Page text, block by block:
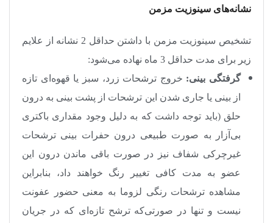
نشانه‌های سینوزیت مزمن
تشخیص سینوزیت مزمن با داشتن حداقل 2 نشانه از علایم
زیر برای مدت حداقل 3 ماه نهاده می‌شود
:
گرفتگی بینی: خروج ترشحات زرد، سبز یا قهوه‌ای تازه
از بینی یا جاری شدن این ترشحات از پشت بینی به درون
حلق (باید توجه داشت که به دلیل وجود مقداری باکتری
بی‌آزار به صورت طبیعی درون حفرات بینی ترشحات
غیرچرکی شفاف نیز در صورت باقی ماندن درون این
عضو به مدت کافی تغییر رنگ خواهند داد، بنابراین
مشاهده ترشحات رنگی لزوما به معنی حضور عفونت
نیست و تنها در صورتی‌که ترشح تازه‌ای که در جریان